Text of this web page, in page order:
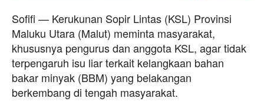
Sofifi — Kerukunan Sopir Lintas (KSL) Provinsi
Maluku Utara (Malut) meminta masyarakat,
khususnya pengurus dan anggota KSL, agar tidak
terpengaruh isu liar terkait kelangkaan bahan
bakar minyak (BBM) yang belakangan
berkembang di tengah masyarakat.